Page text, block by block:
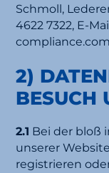
Schmoll,
4622 7322, E-
2)
BESUCH
2.1 Bei der bloß
unserer
registrieren